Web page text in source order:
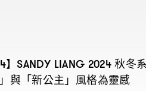
】SANDY LIANG 2024秋冬
與「新公主」風格為靈感